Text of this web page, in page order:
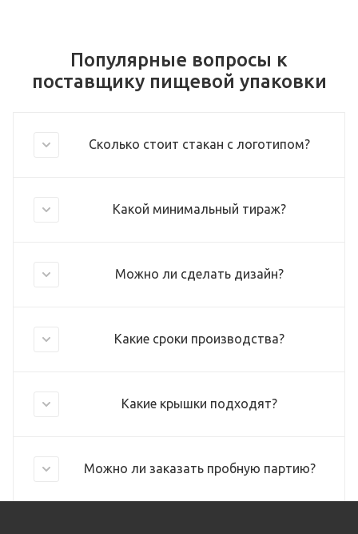
Популярные вопросы к
поставщику пищевой упаковки
Сколько стоит стакан с логотипом?
Какой минимальный тираж?
Можно ли сделать дизайн?
Какие сроки производства?
Какие крышки подходят?
Можно ли заказать пробную партию?